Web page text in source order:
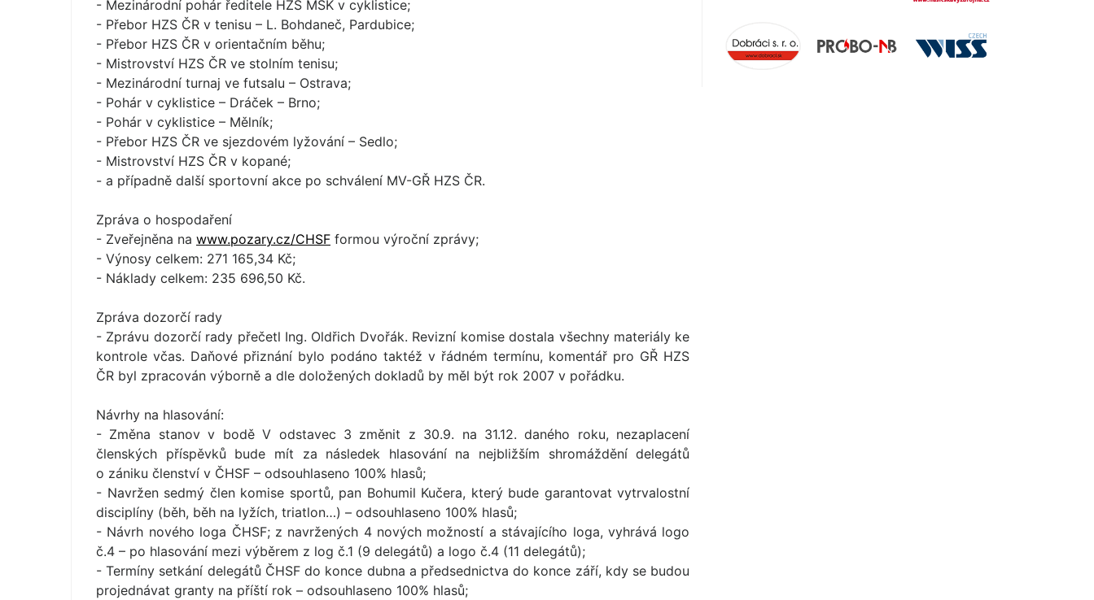
- Mezinárodní pohár ředitele HZS MSK v cyklistice;
- Přebor HZS ČR v tenisu – L. Bohdaneč, Pardubice;
- Přebor HZS ČR v orientačním běhu;
- Mistrovství HZS ČR ve stolním tenisu;
- Mezinárodní turnaj ve futsalu – Ostrava;
- Pohár v cyklistice – Dráček – Brno;
- Pohár v cyklistice – Mělník;
- Přebor HZS ČR ve sjezdovém lyžování – Sedlo;
- Mistrovství HZS ČR v kopané;
- a případně další sportovní akce po schválení MV-GŘ HZS ČR.
Zpráva o hospodaření
- Zveřejněna na www.pozary.cz/CHSF formou výroční zprávy;
- Výnosy celkem: 271 165,34 Kč;
- Náklady celkem: 235 696,50 Kč.
Zpráva dozorčí rady
- Zprávu dozorčí rady přečetl Ing. Oldřich Dvořák. Revizní komise dostala všechny materiály ke
kontrole včas. Daňové přiznání bylo podáno taktéž v řádném termínu, komentář pro GŘ HZS
ČR byl zpracován výborně a dle doložených dokladů by měl být rok 2007 v pořádku.
Návrhy na hlasování:
- Změna stanov v bodě V odstavec 3 změnit z 30.9. na 31.12. daného roku, nezaplacení
členských příspěvků bude mít za následek hlasování na nejbližším shromáždění delegátů
o zániku členství v ČHSF – odsouhlaseno 100% hlasů;
- Navržen sedmý člen komise sportů, pan Bohumil Kučera, který bude garantovat vytrvalostní
disciplíny (běh, běh na lyžích, triatlon…) – odsouhlaseno 100% hlasů;
- Návrh nového loga ČHSF; z navržených 4 nových možností a stávajícího loga, vyhrává logo
č.4 – po hlasování mezi výběrem z log č.1 (9 delegátů) a logo č.4 (11 delegátů);
- Termíny setkání delegátů ČHSF do konce dubna a předsednictva do konce září, kdy se budou
projednávat granty na příští rok – odsouhlaseno 100% hlasů;